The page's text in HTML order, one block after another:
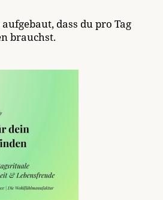
dass du pro Tag
brauchst.